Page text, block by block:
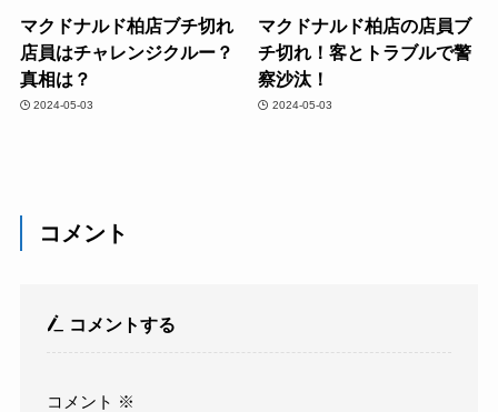
マクドナルド柏店ブチ切れ
店員はチャレンジクルー？
真相は？
2024-05-03
マクドナルド柏店の店員ブ
チ切れ！客とトラブルで警
察沙汰！
2024-05-03
コメント
コメントする
コメント ※